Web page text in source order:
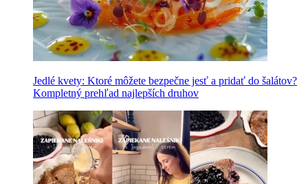
Jedlé kvety: Ktoré môžete bezpečne jesť a pridať do šalátov?
Kompletný prehľad najlepších druhov